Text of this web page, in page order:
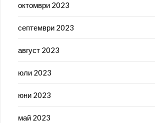
октомври 2023
септември 2023
август 2023
юли 2023
юни 2023
май 2023